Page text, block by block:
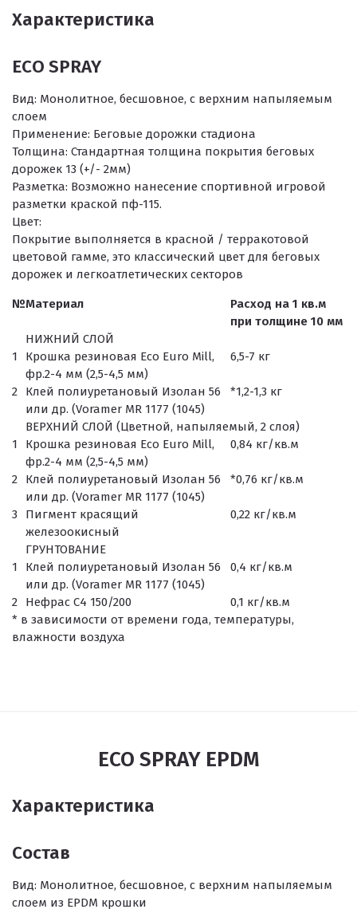
Характеристика
ECO SPRAY
Вид: Монолитное, бесшовное, с верхним напыляемым
слоем
Применение: Беговые дорожки стадиона
Толщина: Стандартная толщина покрытия беговых
дорожек 13 (+/- 2мм)
Разметка: Возможно нанесение спортивной игровой
разметки краской пф-115.
Цвет:
Покрытие выполняется в красной / терракотовой
цветовой гамме, это классический цвет для беговых
дорожек и легкоатлетических секторов
№Материал
Расход на 1 кв.м
при толщине 10 мм
НИЖНИЙ СЛОЙ
1
Крошка резиновая Eco Euro Mill,
фр.2-4 мм (2,5-4,5 мм)
6,5-7 кг
2
Клей полиуретановый Изолан 56
или др. (Voramer MR 1177 (1045)
*1,2-1,3 кг
ВЕРХНИЙ СЛОЙ (Цветной, напыляемый, 2 слоя)
1
Крошка резиновая Eco Euro Mill,
фр.2-4 мм (2,5-4,5 мм)
0,84 кг/кв.м
2
Клей полиуретановый Изолан 56
или др. (Voramer MR 1177 (1045)
*0,76 кг/кв.м
3
Пигмент красящий
железоокисный
0,22 кг/кв.м
ГРУНТОВАНИЕ
1
Клей полиуретановый Изолан 56
или др. (Voramer MR 1177 (1045)
0,4 кг/кв.м
2 Нефрас С4 150/200
0,1 кг/кв.м
* в зависимости от времени года, температуры,
влажности воздуха
ECO SPRAY EPDM
Характеристика
Состав
Вид: Монолитное, бесшовное, с верхним напыляемым
слоем из EPDM крошки